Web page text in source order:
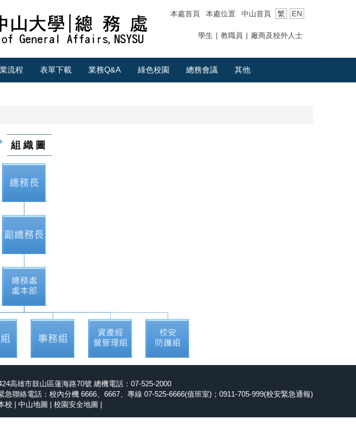
本處首頁 本處位置 中山首頁 繁 EN
學生 | 教職員 | 廠商及校外人士
流程 表單下載 業務Q&A 綠色校園 總務會議 其他
組織圖
高雄市鼓山區蓮海路70號 總機電話：07-525-2000
急聯絡電話：校內分機 6666、6667、專線 07-525-6666(值班室)；0911-705-999(校安緊急通報)
校
中山地圖 校園安全地圖